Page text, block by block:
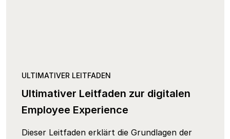
ULTIMATIVER LEITFADEN
Ultimativer Leitfaden zur digitalen
Employee Experience
Dieser Leitfaden erklärt die Grundlagen der